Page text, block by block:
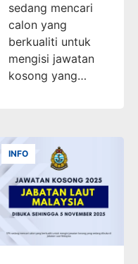
sedang mencari
calon yang
berkualiti untuk
mengisi jawatan
kosong yang…
INFO